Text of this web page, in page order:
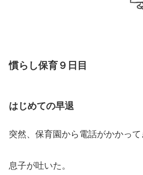
慣らし保育９日目
はじめての早退
突然、保育園から電話がかかって
息子が吐いた。